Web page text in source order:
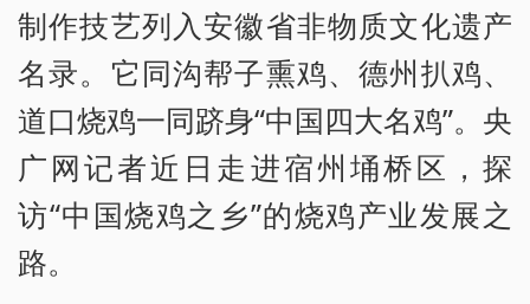
制作技艺列入安徽省非物质文化遗产
名录。它同沟帮子熏鸡、德州扒鸡、
道口烧鸡一同跻身“中国四大名鸡”。央
广网记者近日走进宿州埇桥区，探
访“中国烧鸡之乡”的烧鸡产业发展之
路。